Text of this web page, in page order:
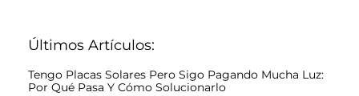
Últimos Artículos:
Tengo Placas Solares Pero Sigo Pagando Mucha Luz:
Por Qué Pasa Y Cómo Solucionarlo